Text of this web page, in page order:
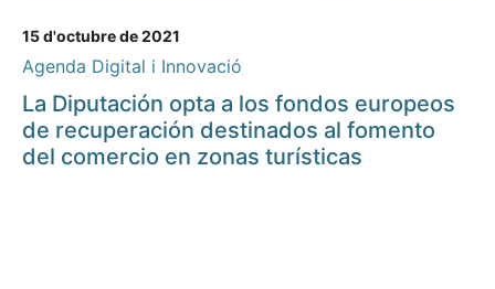
15 d'octubre de 2021
Agenda Digital i Innovació
La Diputación opta a los fondos europeos
de recuperación destinados al fomento
del comercio en zonas turísticas